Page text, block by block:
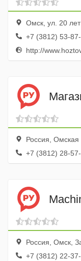
Омск, ул. 20
+7 (3812) 53-87-
http://
Россия, Омская
+7 (3812) 28-57-
Россия, Омск,
+7 (3812) 22-37-